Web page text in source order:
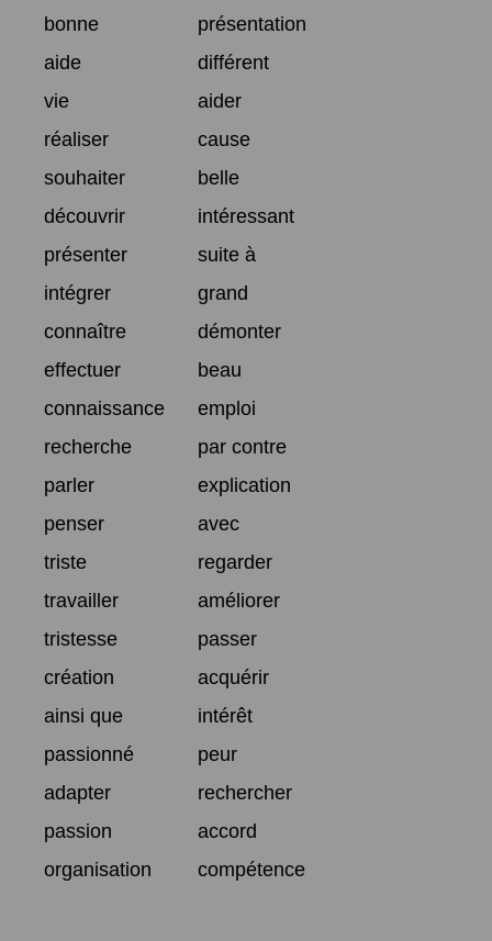
bonne
présentation
aide
différent
vie
aider
réaliser
cause
souhaiter
belle
découvrir
intéressant
présenter
suite à
intégrer
grand
connaître
démonter
effectuer
beau
connaissance
emploi
recherche
par contre
parler
explication
penser
avec
triste
regarder
travailler
améliorer
tristesse
passer
création
acquérir
ainsi que
intérêt
passionné
peur
adapter
rechercher
passion
accord
organisation
compétence